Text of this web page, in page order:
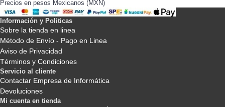
Precios en pesos Mexicanos (MXN)
Información y Politicas
Sobre la tienda en linea
Método de Envío - Pago en Linea
Aviso de Privacidad
Términos y Condiciones
Servicio al cliente
Contactar Empresa de Informática
Devoluciones
Mi cuenta en tienda